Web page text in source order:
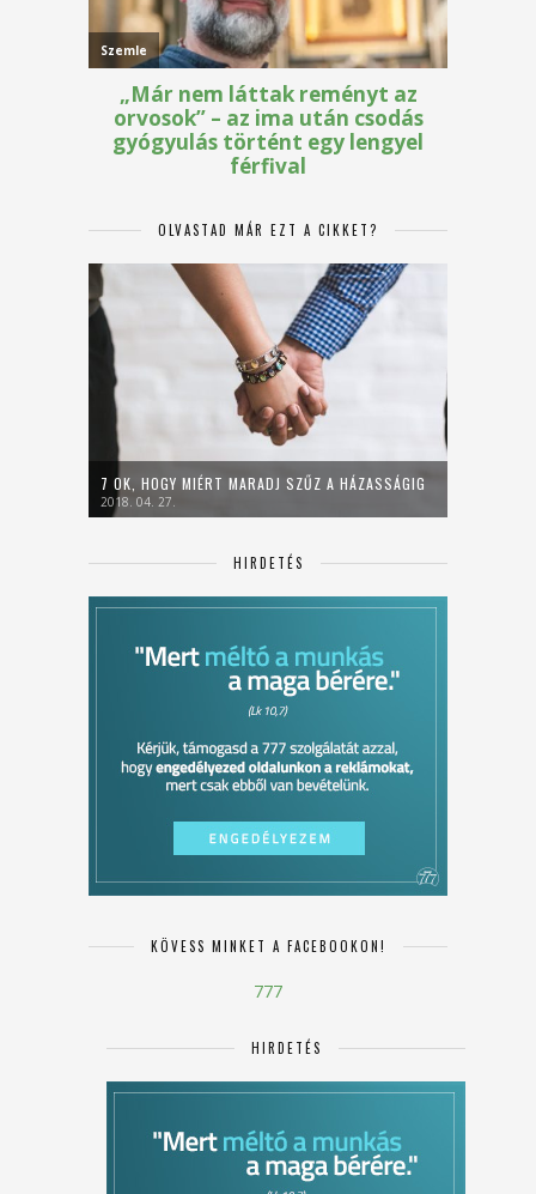
OLVASTAD MÁR EZT A CIKKET?
7 OK, HOGY MIÉRT MARADJ SZŰZ A HÁZASSÁGIG
2018. 04. 27.
HIRDETÉS
KÖVESS MINKET A FACEBOOKON!
777
HIRDETÉS